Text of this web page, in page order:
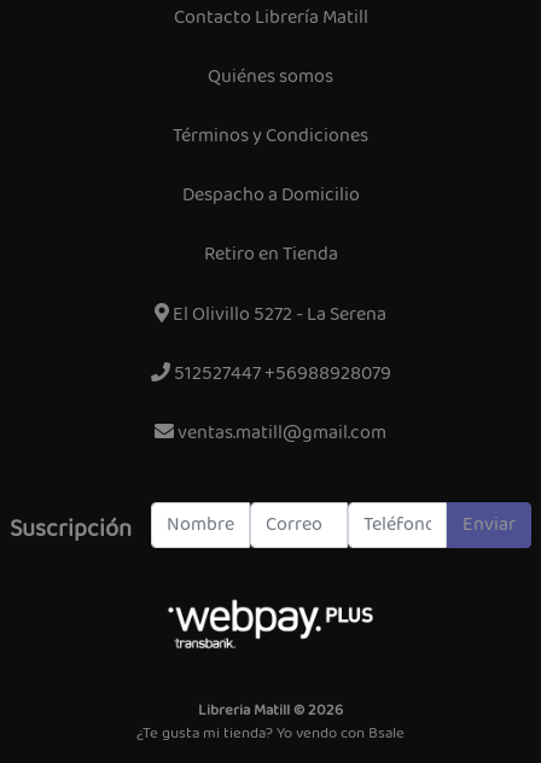
Contacto Librería Matill
Quiénes somos
Términos y Condiciones
Despacho a Domicilio
Retiro en Tienda
El Olivillo 5272 - La Serena
512527447 +56988928079
ventas.matill@gmail.com
Suscripción Enviar
Libreria Matill © 2026
¿Te gusta mi tienda? Yo vendo con Bsale